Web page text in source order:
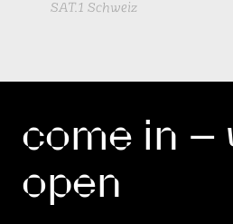
SAT.1 Schweiz
come in –
open